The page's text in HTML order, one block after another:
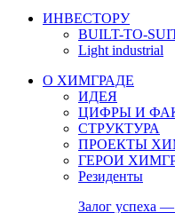
ИНВЕСТОРУ
BUILT-TO-
Light industrial
О ХИМГРАДЕ
ИДЕЯ
ЦИФРЫ И
СТРУКТУРА
ПРОЕКТЫ
ГЕРОИ
Резиденты
Залог успеха —